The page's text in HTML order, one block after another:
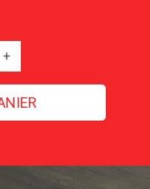
+